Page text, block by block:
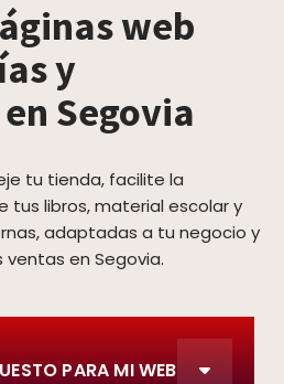
web
y
Segovia
tu tienda, facilite la
tus libros, material escolar y
adaptadas a tu negocio y
en Segovia.
PARA MI WEB